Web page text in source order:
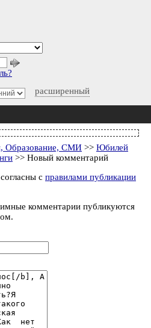
расширенный
Образование, СМИ >> Юбилей
>> Новый комментарий
с правилами публикации
комментарии публикуются